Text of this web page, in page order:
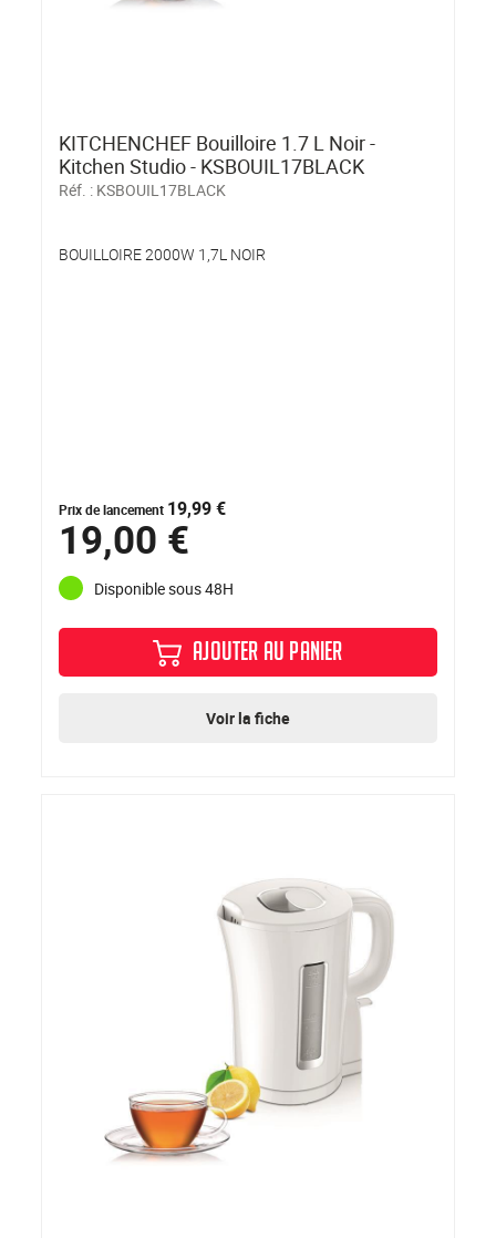
KITCHENCHEF Bouilloire 1.7 L Noir -
Kitchen Studio - KSBOUIL17BLACK
Réf. : KSBOUIL17BLACK
BOUILLOIRE 2000W 1,7L NOIR
Prix de lancement 19,99 €
19,00 €
Disponible sous 48H
AJOUTER AU PANIER
Voir la fiche